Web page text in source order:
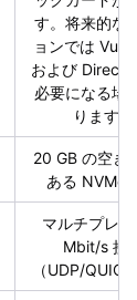
す。将来的な
ョンでは
および
必要になる場
ります。
20 GB の空き
ある NVMe
マルチプレ
Mbit/s 接
（UDP/QUIC